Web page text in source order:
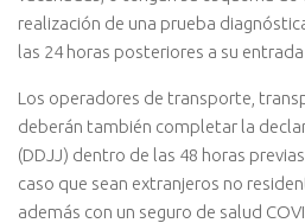
realización de una prueba
las 24 horas posteriores a su
Los operadores de transporte,
deberán también completar la
(DDJJ) dentro de las 48 horas
caso que sean extranjeros no
además con un seguro de salud